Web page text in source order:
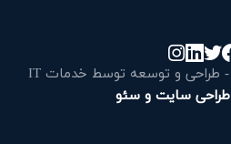
کپی رایت © 2026 - 2024 - طراحی و توسعه توسط خدمات IT
طراحی سایت و سئو